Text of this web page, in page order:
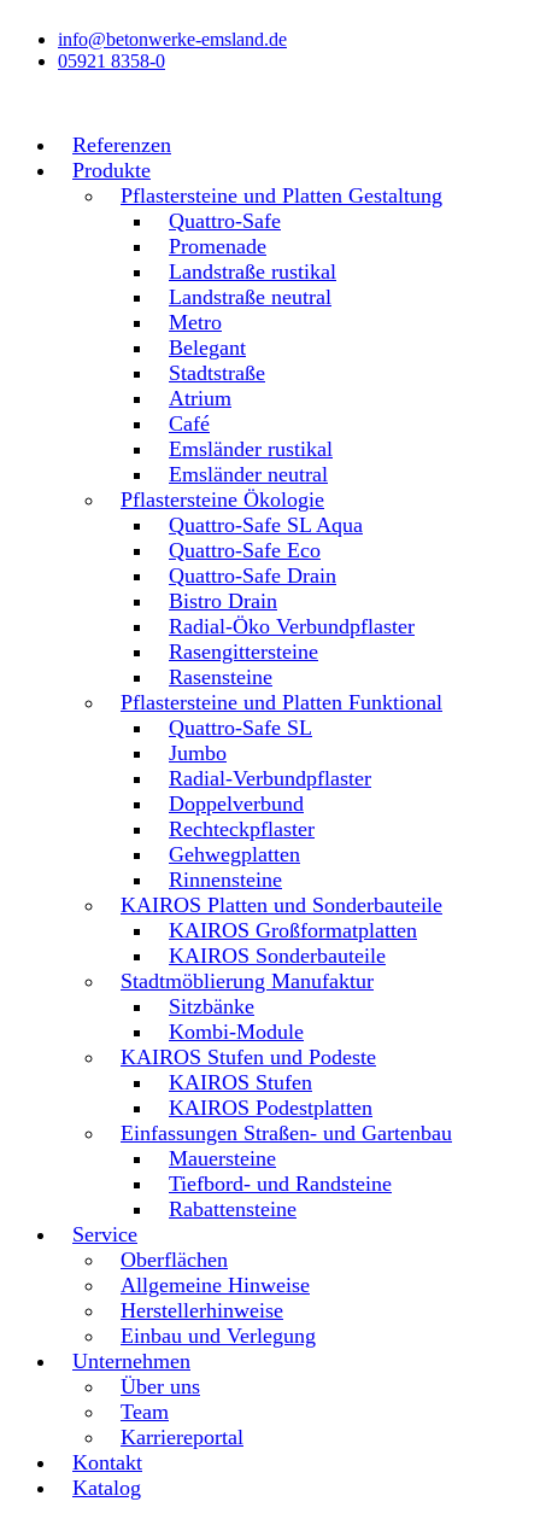
Inhalt
wechseln
info@betonwerke-emsland.de
05921 8358-0
Referenzen
Produkte
Pflastersteine und Platten Gestaltung
Quattro-Safe
Promenade
Landstraße rustikal
Landstraße neutral
Metro
Belegant
Stadtstraße
Atrium
Café
Emsländer rustikal
Emsländer neutral
Pflastersteine Ökologie
Quattro-Safe SL Aqua
Quattro-Safe Eco
Quattro-Safe Drain
Bistro Drain
Radial-Öko Verbundpflaster
Rasengittersteine
Rasensteine
Pflastersteine und Platten Funktional
Quattro-Safe SL
Jumbo
Radial-Verbundpflaster
Doppelverbund
Rechteckpflaster
Gehwegplatten
Rinnensteine
KAIROS Platten und Sonderbauteile
KAIROS Großformatplatten
KAIROS Sonderbauteile
Stadtmöblierung Manufaktur
Sitzbänke
Kombi-Module
KAIROS Stufen und Podeste
KAIROS Stufen
KAIROS Podestplatten
Einfassungen Straßen- und Gartenbau
Mauersteine
Tiefbord- und Randsteine
Rabattensteine
Service
Oberflächen
Allgemeine Hinweise
Herstellerhinweise
Einbau und Verlegung
Unternehmen
Über uns
Team
Karriereportal
Kontakt
Katalog